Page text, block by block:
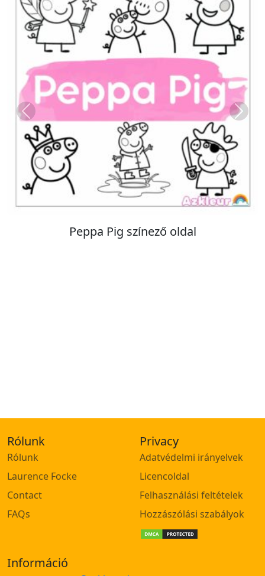
Peppa Pig színező oldal
Previous Next
Rólunk
Rólunk
Laurence Focke
Contact
FAQs
Privacy
Adatvédelmi irányelvek
Licencoldal
Felhasználási feltételek
Hozzászólási szabályok
Információ